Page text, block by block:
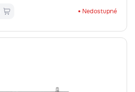
Nedostupné